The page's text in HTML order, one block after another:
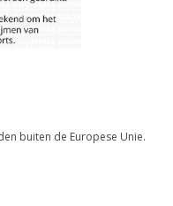
buiten de Europese Unie.